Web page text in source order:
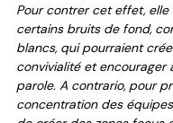
Pour contrer cet effet, elle
certains bruits de fond,
blancs, qui pourraient
convivialité et encourager
parole. A contrario, pour
concentration des